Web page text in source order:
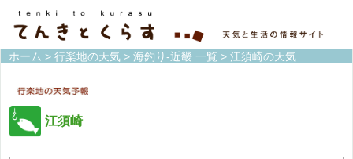
ホーム > 行楽地の天気 > 海釣り-近畿 一覧 > 江須崎の天気
江須崎